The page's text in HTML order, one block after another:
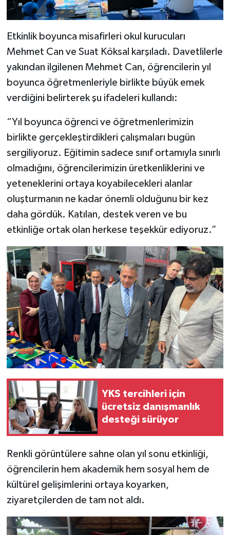
Etkinlik boyunca misafirleri okul kurucuları
Mehmet Can ve Suat Köksal karşıladı. Davetlilerle
yakından ilgilenen Mehmet Can, öğrencilerin yıl
boyunca öğretmenleriyle birlikte büyük emek
verdiğini belirterek şu ifadeleri kullandı:
“Yıl boyunca öğrenci ve öğretmenlerimizin
birlikte gerçekleştirdikleri çalışmaları bugün
sergiliyoruz. Eğitimin sadece sınıf ortamıyla sınırlı
olmadığını, öğrencilerimizin üretkenliklerini ve
yeteneklerini ortaya koyabilecekleri alanlar
oluşturmanın ne kadar önemli olduğunu bir kez
daha gördük. Katılan, destek veren ve bu
etkinliğe ortak olan herkese teşekkür ediyoruz.”
YKS tercihleri için
ücretsiz danışmanlık
desteği sürüyor
Renkli görüntülere sahne olan yıl sonu etkinliği,
öğrencilerin hem akademik hem sosyal hem de
kültürel gelişimlerini ortaya koyarken,
ziyaretçilerden de tam not aldı.